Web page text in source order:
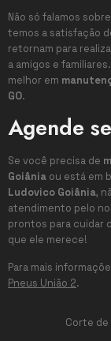
Não só falamos
temos a satisfação
retornam para
a amigos e
melhor em
GO.
Agende
Se você precisa de
Goiânia ou está em
Ludovico Goiânia,
atendimento pelo
prontos para cuidar
que ele merece!
Para mais
Pneus União 2.
Corte de